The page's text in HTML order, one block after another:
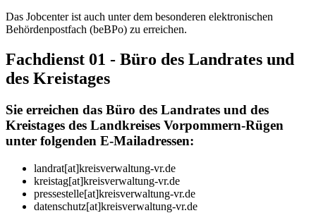
Das Jobcenter ist auch unter dem besonderen elektronischen
Behördenpostfach (beBPo) zu erreichen.
Fachdienst 01 - Büro des Landrates und
des Kreistages
Sie erreichen das Büro des Landrates und des
Kreistages des Landkreises Vorpommern-Rügen
unter folgenden E-Mailadressen:
landrat[at]kreisverwaltung-vr.de
kreistag[at]kreisverwaltung-vr.de
pressestelle[at]kreisverwaltung-vr.de
datenschutz[at]kreisverwaltung-vr.de